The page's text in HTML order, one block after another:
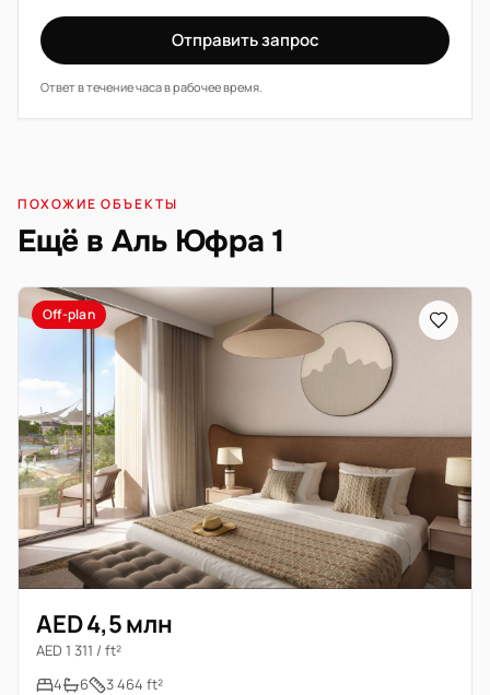
Отправить запрос
Ответ в течение часа в рабочее время.
ПОХОЖИЕ ОБЪЕКТЫ
Ещё в Аль Юфра 1
Off-plan
AED 4,5 млн
AED 1 311 / ft²
4
6 3 464 ft²